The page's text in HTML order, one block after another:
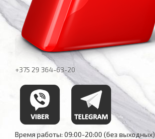
+375 29 364-63-20
Время работы: 09:00-20:00 (без выходных)